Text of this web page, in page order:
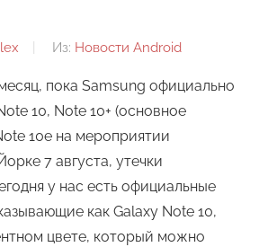
Из: Новости Android
пока Samsung официально
10, Note 10+ (основное
10e на мероприятии
7 августа, утечки
у нас есть официальные
как Galaxy Note 10,
цвете, который можно